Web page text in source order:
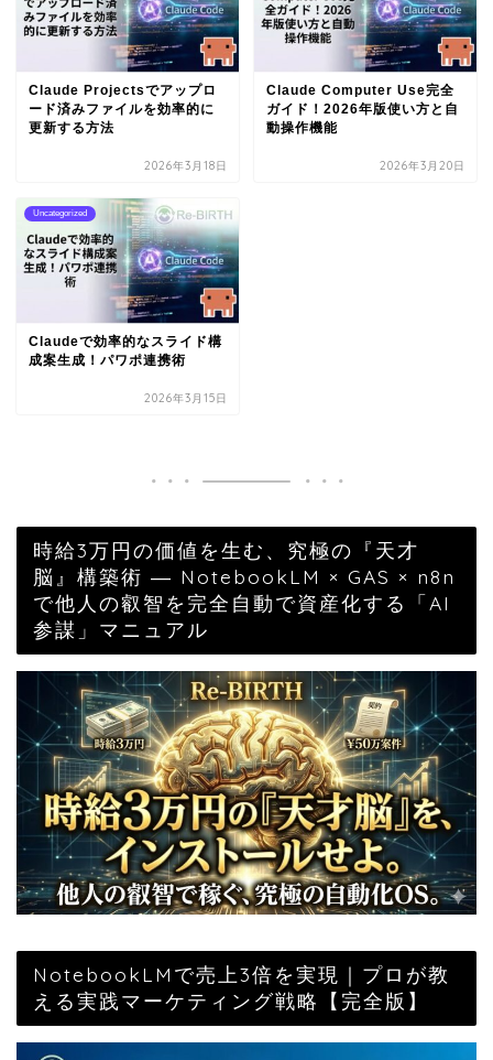
Claude Projectsでアップロ
ード済みファイルを効率的に
更新する方法
2026年3月18日
Claude Computer Use完全
ガイド！2026年版使い方と自
動操作機能
2026年3月20日
Uncategorized
Claudeで効率的なスライド構
成案生成！パワポ連携術
2026年3月15日
時給3万円の価値を生む、究極の『天才
脳』構築術 ― NotebookLM × GAS × n8n
で他人の叡智を完全自動で資産化する「AI
参謀」マニュアル
NotebookLMで売上3倍を実現｜プロが教
える実践マーケティング戦略【完全版】